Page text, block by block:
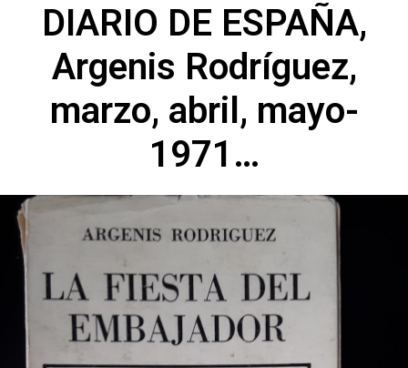
DIARIO DE ESPAÑA,
Argenis Rodríguez,
marzo, abril, mayo-
1971…